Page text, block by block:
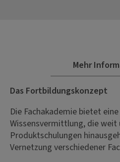
Mehr
Das Fortbildungskonzept
Die Fachakademie bietet
Wissensvermittlung, die weit
Produktschulungen
Vernetzung verschiedener